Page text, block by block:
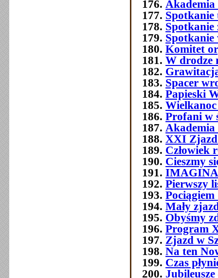
Akademia
Spotkanie
Spotkanie
Spotkanie
Komitet
W drodze
Spacer
Papieski
Profani w
XXI
Człowiek
Cieszmy
Pierwszy
Mały
Obyśmy
Program
Zjazd w
Na ten
Czas